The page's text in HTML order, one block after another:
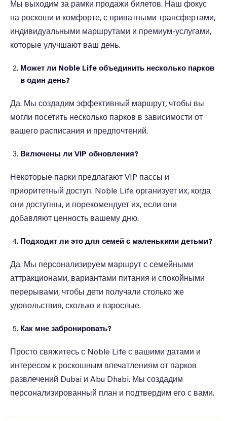
Мы выходим за рамки продажи билетов. Наш фокус
на роскоши и комфорте, с приватными трансфертами,
индивидуальными маршрутами и премиум-услугами,
которые улучшают ваш день.
Может ли Noble Life объединить несколько парков
в один день?
Да. Мы создадим эффективный маршрут, чтобы вы
могли посетить несколько парков в зависимости от
вашего расписания и предпочтений.
Включены ли VIP обновления?
Некоторые парки предлагают VIP пассы и
приоритетный доступ. Noble Life организует их, когда
они доступны, и порекомендует их, если они
добавляют ценность вашему дню.
Подходит ли это для семей с маленькими детьми?
Да. Мы персонализируем маршрут с семейными
аттракционами, вариантами питания и спокойными
перерывами, чтобы дети получали столько же
удовольствия, сколько и взрослые.
Как мне забронировать?
Просто свяжитесь с Noble Life с вашими датами и
интересом к роскошным впечатлениям от парков
развлечений Dubai и Abu Dhabi. Мы создадим
персонализированный план и подтвердим его с вами.